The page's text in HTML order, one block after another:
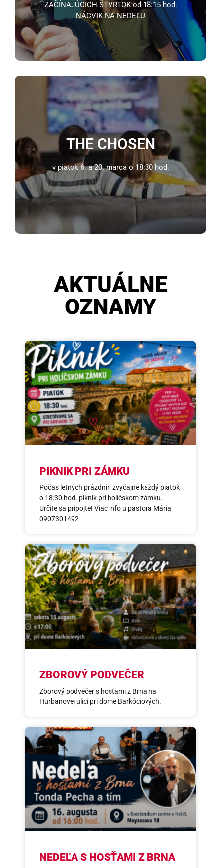
ZAČÍNAJÚCICH ŠTVRTOK od 18:15 hod.
NÁCVIK NA NEDEĽU
KRÚŽOK CHVÁL
spev, nástroje pre nových aj zabehnutých
THE CHOSEN
v piatok 6. a 20. marca o 18:30 hod.
cca 40 minútové premietanie filmu zo života Ježiša
AKTUÁLNE
OZNAMY
PIKNIK PRI ZÁMKU
Počas letných prázdnin zvyčajne každý piatok
o 18:30 hod. piknik pri holíčskom zámku.
Určite sa pripojte! Viac info u pastora Mária
0907301492
ZBOROVÝ PODVEČER
Zborový podvečer s hosťami z Brna na
Hurbanovej ulici pri dome Barkóciových.
NEDEĽA S HOSŤAMI Z BRNA